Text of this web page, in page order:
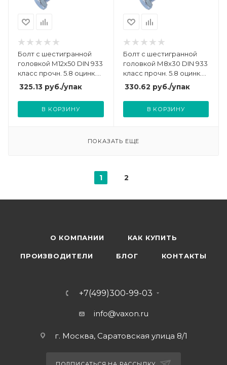
Болт с шестигранной
головкой М12х50 DIN 933
класс прочн. 5.8 оцинк.
пакет (уп.10шт)
СТРОЙМЕТИЗ
UTORM3013088
325.13 руб./упак
В КОРЗИНУ
Болт с шестигранной
головкой М8х30 DIN 933
класс прочн. 5.8 оцинк.
пакет (уп.60шт)
СТРОЙМЕТИЗ
UTORM3011638
330.62 руб./упак
В КОРЗИНУ
ПОКАЗАТЬ ЕЩЕ
1 2
О КОМПАНИИ КАК КУПИТЬ
ПРОИЗВОДИТЕЛИ БЛОГ КОНТАКТЫ
+7(499)300-99-03
info@vaxon.ru
г. Москва, Саратовская улица 8/1